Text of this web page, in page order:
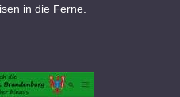
in die Ferne.